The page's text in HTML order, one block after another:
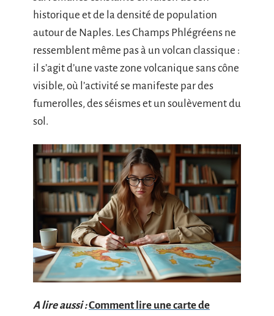
historique et de la densité de population
autour de Naples. Les Champs Phlégréens ne
ressemblent même pas à un volcan classique :
il s’agit d’une vaste zone volcanique sans cône
visible, où l’activité se manifeste par des
fumerolles, des séismes et un soulèvement du
sol.
A lire aussi :Comment lire une carte de